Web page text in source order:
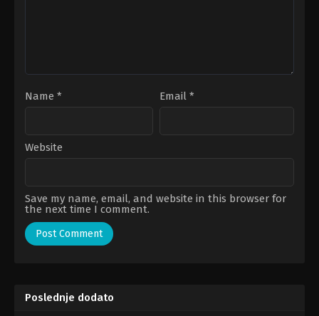
Name * Email *
Website
Save my name, email, and website in this browser for
the next time I comment.
Poslednje dodato